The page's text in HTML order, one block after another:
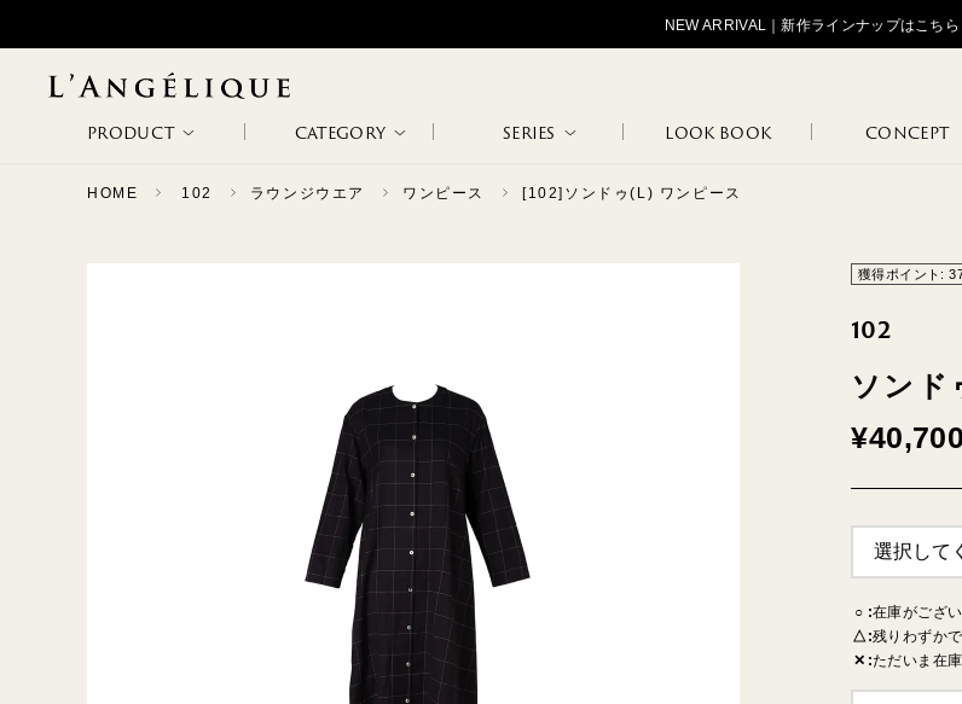
NEW ARRIVAL｜新作ラインナップはこちら
PRODUCT CATEGORY SERIES LOOK BOOK CONCEPT
HIP HUNG
SLIP &
CAMISOLE
LOUNGE
WEAR
LOGOS
PATHOS JANINE
TAGLI
GENTLE
GENTLE MILO
HOME 102 ラウンジウエア ワンピース [102]ソンドゥ(L) ワンピース
獲得ポイント:
102
ソンド
¥40,700
○ 在庫がござい
△ 残りわずかで
✕ ただいま在